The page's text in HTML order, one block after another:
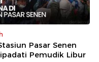
Pasar Senen
Pemudik Libur